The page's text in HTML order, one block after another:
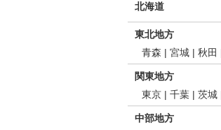
北海道
東北地方
青森 | 宮城 | 秋田
関東地方
東京 | 千葉 | 茨城
中部地方